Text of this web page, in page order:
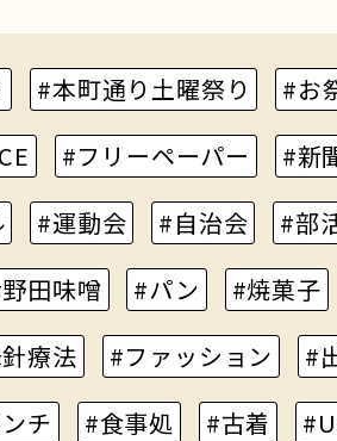
#本町通り土曜祭り #お
#フリーペーパー #新
#運動会 #自治会 #部
田味噌 #パン #焼菓子
療法 #ファッション #
チ #食事処 #古着